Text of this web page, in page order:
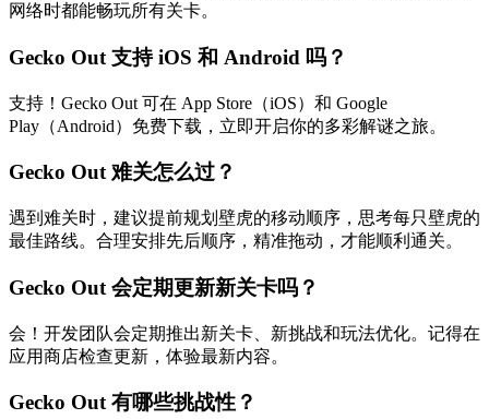
网络时都能畅玩所有关卡。
Gecko Out 支持 iOS 和 Android 吗？
支持！Gecko Out 可在 App Store（iOS）和 Google
Play（Android）免费下载，立即开启你的多彩解谜之旅。
Gecko Out 难关怎么过？
遇到难关时，建议提前规划壁虎的移动顺序，思考每只壁虎的
最佳路线。合理安排先后顺序，精准拖动，才能顺利通关。
Gecko Out 会定期更新新关卡吗？
会！开发团队会定期推出新关卡、新挑战和玩法优化。记得在
应用商店检查更新，体验最新内容。
Gecko Out 有哪些挑战性？